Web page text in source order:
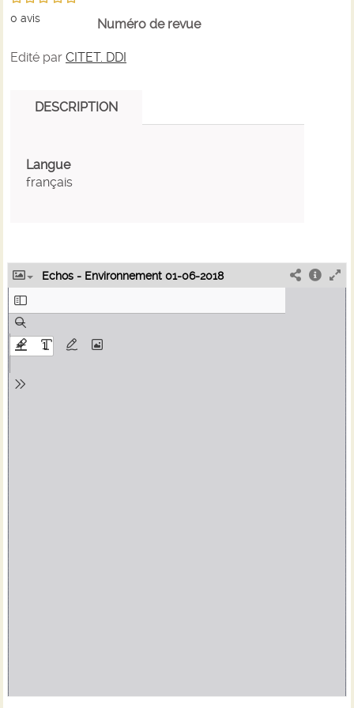
0 avis Numéro de revue
Edité par CITET. DDI
DESCRIPTION
Langue
français
Echos - Environnement 01-06-2018